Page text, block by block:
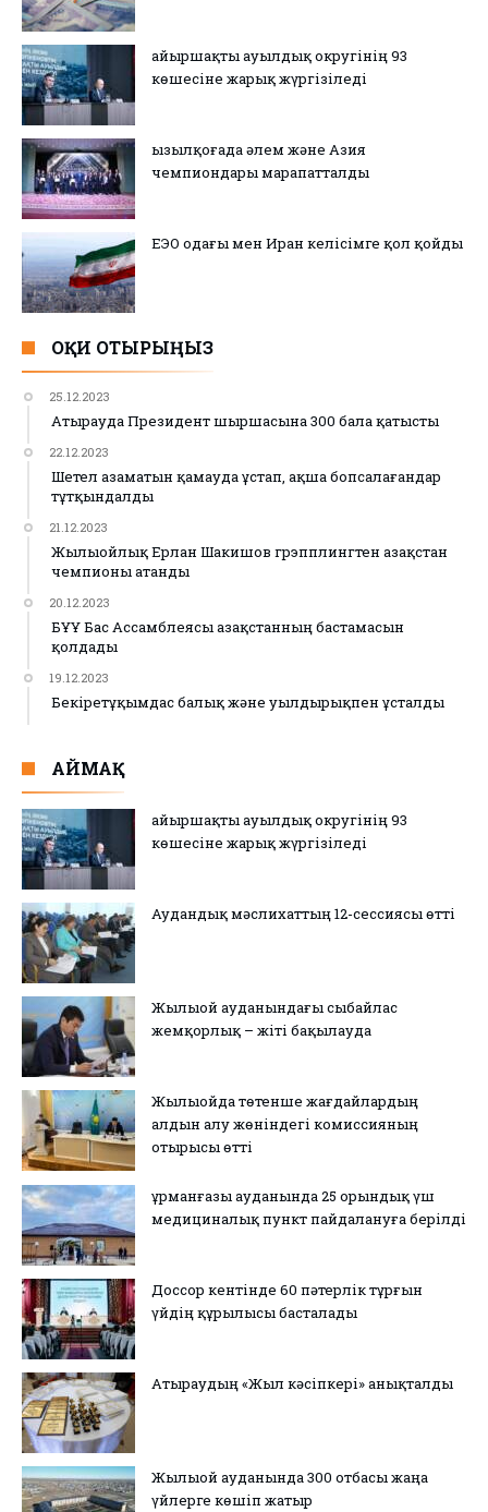
Қайыршақты ауылдық округінің 93
көшесіне жарық жүргізіледі
Қызылқоғада әлем және Азия
чемпиондары марапатталды
ЕЭО одағы мен Иран келісімге қол қойды
ОҚИ ОТЫРЫҢЫЗ
25.12.2023
Атырауда Президент шыршасына 300 бала қатысты
22.12.2023
Шетел азаматын қамауда ұстап, ақша бопсалағандар
тұтқындалды
21.12.2023
Жылыойлық Ерлан Шакишов грэпплингтен Қазақстан
чемпионы атанды
20.12.2023
БҰҰ Бас Ассамблеясы Қазақстанның бастамасын
қолдады
19.12.2023
Бекіретұқымдас балық және уылдырықпен ұсталды
АЙМАҚ
Қайыршақты ауылдық округінің 93
көшесіне жарық жүргізіледі
Аудандық мәслихаттың 12-сессиясы өтті
Жылыой ауданындағы сыбайлас
жемқорлық – жіті бақылауда
Жылыойда төтенше жағдайлардың
алдын алу жөніндегі комиссияның
отырысы өтті
Құрманғазы ауданында 25 орындық үш
медициналық пункт пайдалануға берілді
Доссор кентінде 60 пәтерлік тұрғын
үйдің құрылысы басталады
Атыраудың «Жыл кәсіпкері» анықталды
Жылыой ауданында 300 отбасы жаңа
үйлерге көшіп жатыр